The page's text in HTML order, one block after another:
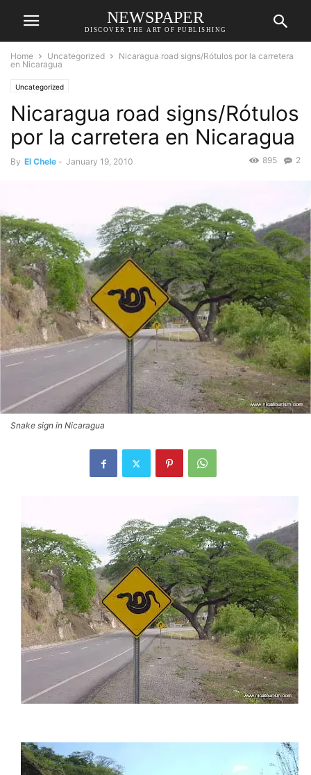
NEWSPAPER
DISCOVER THE ART OF PUBLISHING
Home Uncategorized
Nicaragua road signs/Rótulos por la carretera
en Nicaragua
Uncategorized
Nicaragua road signs/Rótulos
por la carretera en Nicaragua
By El Chele - January 19, 2010 2
895
Snake sign in Nicaragua